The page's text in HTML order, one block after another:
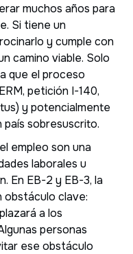
muchos años para
Si tiene un
y cumple con
camino viable. Solo
que el proceso
petición I-140,
y potencialmente
país sobresuscrito.
empleo son una
laborales u
En EB-2 y EB-3, la
obstáculo clave:
a los
personas
ese obstáculo